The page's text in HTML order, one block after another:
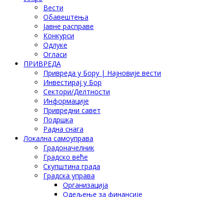
Вести
Обавештења
Јавне расправе
Конкурси
Одлуке
Огласи
ПРИВРЕДА
Привреда у Бору | Најновије вести
Инвестирај у Бор
Сектори/Делтности
Информације
Привредни савет
Подршка
Радна снага
Локална самоуправа
Градоначелник
Градско веће
Скупштина града
Градска управа
Организација
Одељење за финансије